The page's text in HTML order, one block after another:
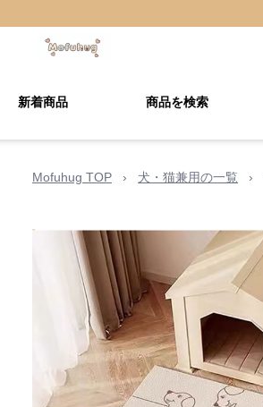
新着商品 商品を検索
Mofuhug TOP › 犬・猫兼用の一覧 ›